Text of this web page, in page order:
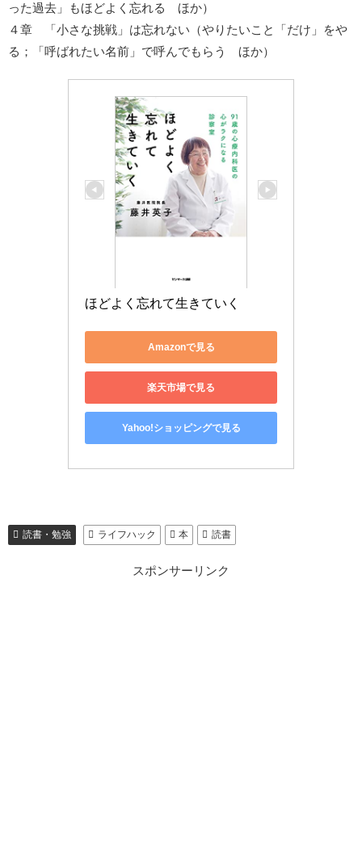
った過去」もほどよく忘れる ほか）
４章 「小さな挑戦」は忘れない（やりたいこと「だけ」をや
る；「呼ばれたい名前」で呼んでもらう ほか）
ほどよく忘れて生きていく
Amazonで見る
楽天市場で見る
Yahoo!ショッピングで見る
読書・勉強 ライフハック 本 読書
スポンサーリンク